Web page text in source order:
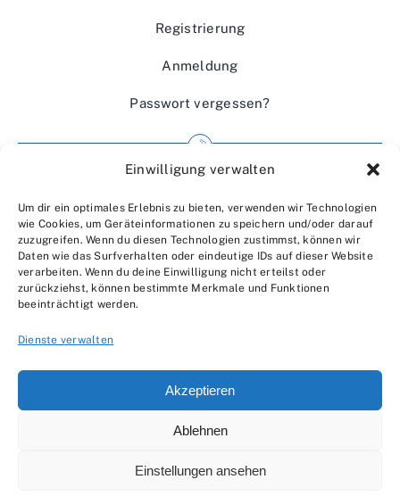
Einwilligung verwalten
Um dir ein optimales Erlebnis zu bieten, verwenden wir Technologien
wie Cookies, um Geräteinformationen zu speichern und/oder darauf
zuzugreifen. Wenn du diesen Technologien zustimmst, können wir
Daten wie das Surfverhalten oder eindeutige IDs auf dieser Website
verarbeiten. Wenn du deine Einwilligung nicht erteilst oder
zurückziehst, können bestimmte Merkmale und Funktionen
beeinträchtigt werden.
Dienste verwalten
Akzeptieren
Ablehnen
Einstellungen ansehen
Registrierung
Anmeldung
Passwort vergessen?
Wir über uns
Kontakt
Datenschutzerklärung
© 2007 - 2026 •by Moveco